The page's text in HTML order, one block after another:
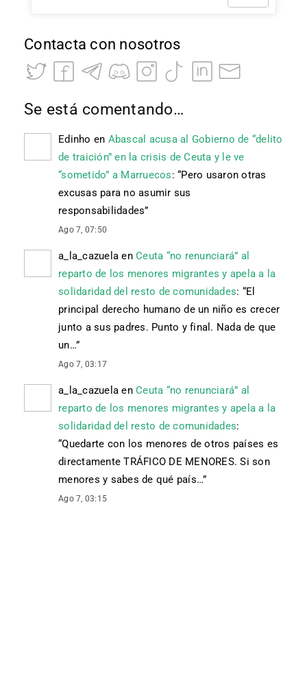
Contacta con nosotros
Se está comentando…
Edinho en Abascal acusa al Gobierno de “delito
de traición” en la crisis de Ceuta y le ve
“sometido” a Marruecos: “Pero usaron otras
excusas para no asumir sus
responsabilidades”
Ago 7, 07:50
a_la_cazuela en Ceuta “no renunciará” al
reparto de los menores migrantes y apela a la
solidaridad del resto de comunidades: “El
principal derecho humano de un niño es crecer
junto a sus padres. Punto y final. Nada de que
un…”
Ago 7, 03:17
a_la_cazuela en Ceuta “no renunciará” al
reparto de los menores migrantes y apela a la
solidaridad del resto de comunidades:
“Quedarte con los menores de otros países es
directamente TRÁFICO DE MENORES. Si son
menores y sabes de qué país…”
Ago 7, 03:15